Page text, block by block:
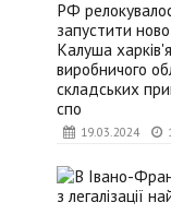
19.03.2024
РФ
запустити
Калуша
виробничого
складських
спо